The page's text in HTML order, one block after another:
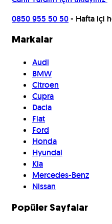
0850 955 50 50- Hafta içi
Markalar
Audi
BMW
Citroen
Cupra
Dacia
Fiat
Ford
Honda
Hyundai
Kia
Mercedes-Benz
Nissan
Popüler Sayfalar